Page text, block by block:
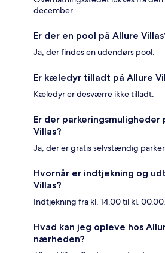
december.
Er der en pool på Allure
Ja, der findes en udendørs pool.
Er kæledyr tilladt på Allure
Kæledyr er desværre ikke tilladt.
Er der
Villas?
Ja, der er gratis selvstændig
Hvornår er indtjekning og
Villas?
Indtjekning fra kl. 14.00 til kl.
Hvad kan jeg opleve hos
nærheden?